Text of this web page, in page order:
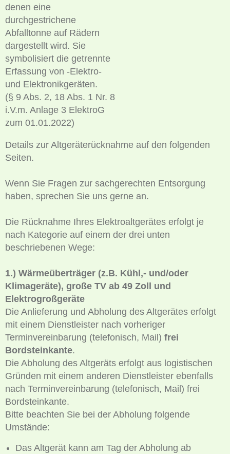
denen eine
durchgestrichene
Abfalltonne auf Rädern
dargestellt wird. Sie
symbolisiert die getrennte
Erfassung von -Elektro-
und Elektronikgeräten.
(§ 9 Abs. 2, 18 Abs. 1 Nr. 8
i.V.m. Anlage 3 ElektroG
zum 01.01.2022)
Details zur Altgeräterücknahme auf den folgenden
Seiten.
Wenn Sie Fragen zur sachgerechten Entsorgung
haben, sprechen Sie uns gerne an.
Die Rücknahme Ihres Elektroaltgerätes erfolgt je
nach Kategorie auf einem der drei unten
beschriebenen Wege:
1.) Wärmeüberträger (z.B. Kühl,- und/oder
Klimageräte), große TV ab 49 Zoll und
Elektrogroßgeräte
Die Anlieferung und Abholung des Altgerätes erfolgt
mit einem Dienstleister nach vorheriger
Terminvereinbarung (telefonisch, Mail) frei
Bordsteinkante.
Die Abholung des Altgeräts erfolgt aus logistischen
Gründen mit einem anderen Dienstleister ebenfalls
nach Terminvereinbarung (telefonisch, Mail) frei
Bordsteinkante.
Bitte beachten Sie bei der Abholung folgende
Umstände:
Das Altgerät kann am Tag der Abholung ab